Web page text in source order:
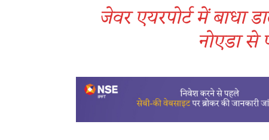
जेवर एयरपोर्ट में बाधा
नोएडा से